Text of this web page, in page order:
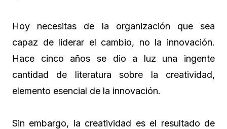
Hoy necesitas de la organización que sea
capaz de liderar el cambio, no la innovación.
Hace cinco años se dio a luz una ingente
cantidad de literatura sobre la creatividad,
elemento esencial de la innovación.
Sin embargo, la creatividad es el resultado de